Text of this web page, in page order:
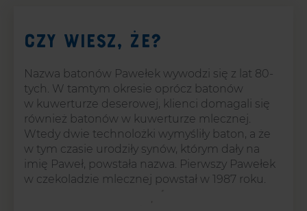
Czy wiesz, że?
Nazwa batonów Pawełek wywodzi się z lat 80-
tych. W tamtym okresie oprócz batonów
w kuwerturze deserowej, klienci domagali się
również batonów w kuwerturze mlecznej.
Wtedy dwie technolożki wymyśliły baton, a że
w tym czasie urodziły synów, którym dały na
imię Paweł, powstała nazwa. Pierwszy Pawełek
w czekoladzie mlecznej powstał w 1987 roku.